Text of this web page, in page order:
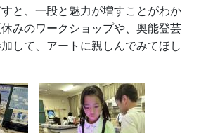
と、一段と魅力が増すことがわか
みのワークショップや、奥能登芸
して、アートに親しんでみてほし